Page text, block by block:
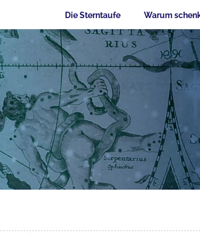
Die Sterntaufe Warum